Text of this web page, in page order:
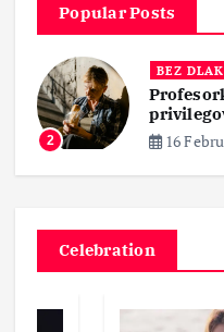
Popular Posts
2
BEZ
16
Celebration